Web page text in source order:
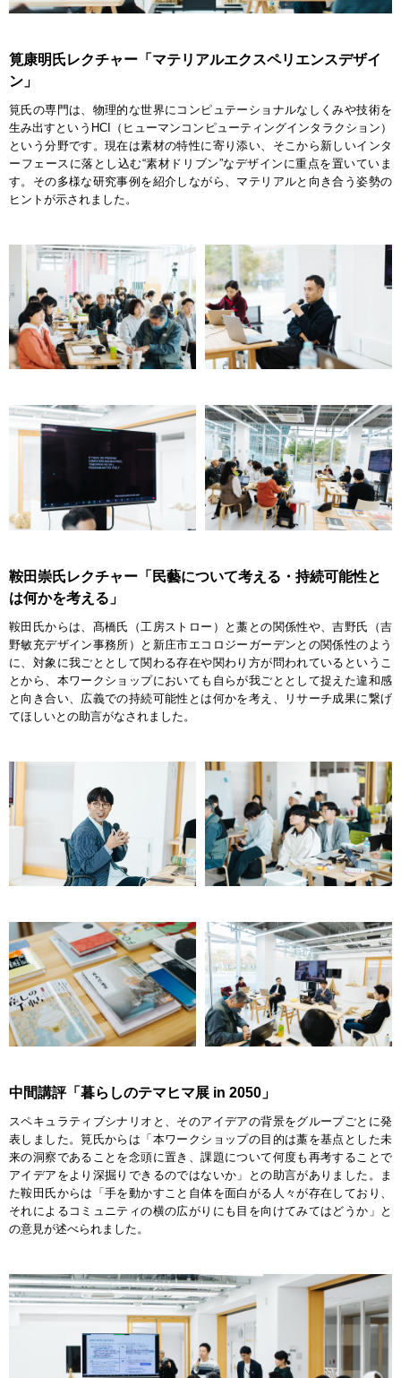
筧康明氏レクチャー「マテリアルエクスペリエンスデザイ
ン」
筧氏の専門は、物理的な世界にコンピュテーショナルなしくみや技術を
生み出すというHCI（ヒューマンコンピューティングインタラクション）
という分野です。現在は素材の特性に寄り添い、そこから新しいインタ
ーフェースに落とし込む“素材ドリブン”なデザインに重点を置いていま
す。その多様な研究事例を紹介しながら、マテリアルと向き合う姿勢の
ヒントが示されました。
鞍田崇氏レクチャー「民藝について考える・持続可能性と
は何かを考える」
鞍田氏からは、髙橋氏（工房ストロー）と藁との関係性や、吉野氏（吉
野敏充デザイン事務所）と新庄市エコロジーガーデンとの関係性のよう
に、対象に我ごととして関わる存在や関わり方が問われているというこ
とから、本ワークショップにおいても自らが我ごととして捉えた違和感
と向き合い、広義での持続可能性とは何かを考え、リサーチ成果に繋げ
てほしいとの助言がなされました。
中間講評「暮らしのテマヒマ展 in 2050」
スペキュラティブシナリオと、そのアイデアの背景をグループごとに発
表しました。筧氏からは「本ワークショップの目的は藁を基点とした未
来の洞察であることを念頭に置き、課題について何度も再考することで
アイデアをより深掘りできるのではないか」との助言がありました。ま
た鞍田氏からは「手を動かすこと自体を面白がる人々が存在しており、
それによるコミュニティの横の広がりにも目を向けてみてはどうか」と
の意見が述べられました。